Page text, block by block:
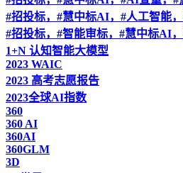
#招投标，#慧中标AI，#人工智能
#招投标，#智能审标，#慧中标AI
1+N 认知智能大模型
2023 WAIC
2023 高考志愿报告
2023全球AI指数
360
360 AI
360AI
360GLM
3D